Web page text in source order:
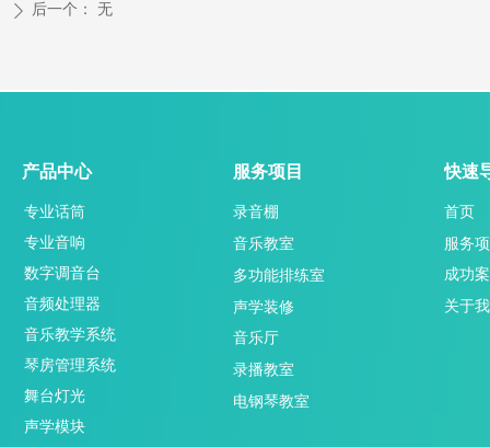
ꄲ 后一个： 无
产品中心
专业话筒
专业音响
数字调音台
音频处理器
音乐教学系统
琴房管理系统
舞台灯光
声学模块
服务项目
录音棚
音乐教室
多功能排练室
声学装修
音乐厅
录播教室
电钢琴教室
快速
首页
服务
成功
关于